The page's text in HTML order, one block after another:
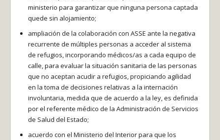
ministerio para garantizar que ninguna persona captada
quede sin alojamiento;
ampliación de la colaboración con ASSE ante la negativa
recurrente de múltiples personas a acceder al sistema
de refugios, incorporando médicos/as a cada equipo de
calle, para evaluar la situación sanitaria de las personas
que no aceptan acudir a refugios, propiciando agilidad
en la toma de decisiones relativas a la internación
involuntaria, medida que de acuerdo a la ley, es definida
por el referente médico de la Administración de Servicios
de Salud del Estado;
acuerdo con el Ministerio del Interior para que los